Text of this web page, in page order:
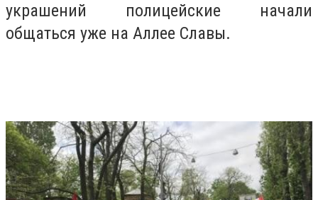
украшений полицейские начали
общаться уже на Аллее Славы.